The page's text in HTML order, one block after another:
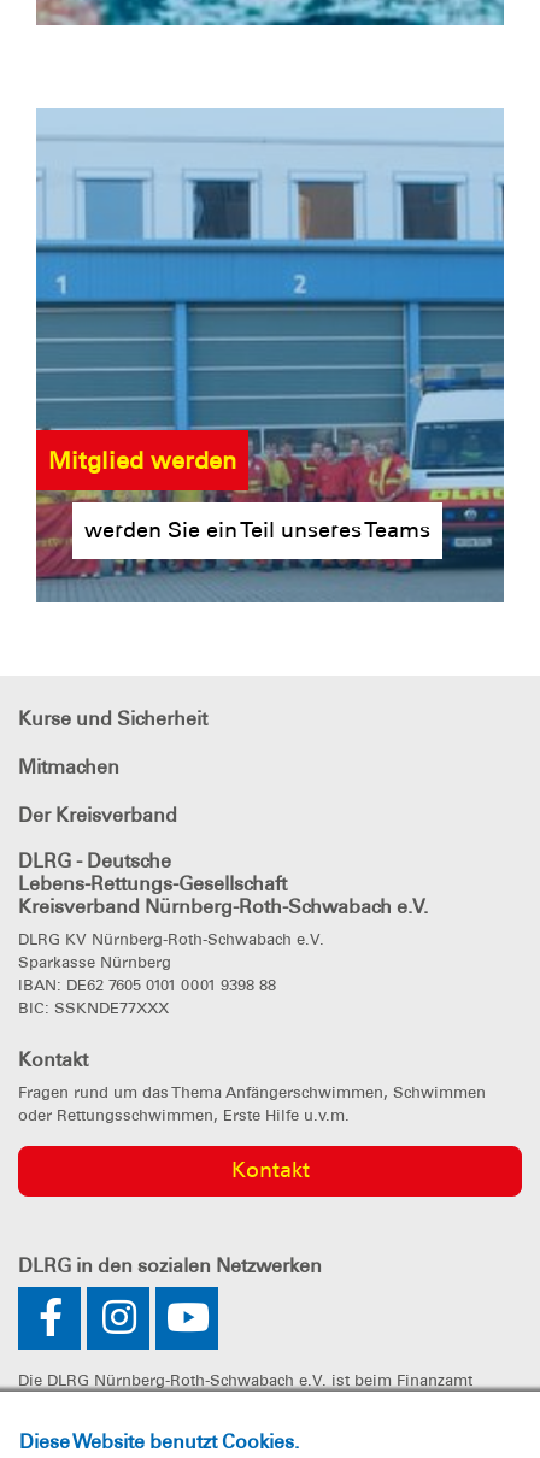
Mitglied werden
werden Sie ein Teil unseres Teams
Diese Website benutzt Cookies.
Kurse und Sicherheit
Mitmachen
Der Kreisverband
DLRG - Deutsche
Lebens-Rettungs-Gesellschaft
Kreisverband Nürnberg-Roth-Schwabach e.V.
DLRG KV Nürnberg-Roth-Schwabach e.V.
Sparkasse Nürnberg
IBAN: DE62 7605 0101 0001 9398 88
BIC: SSKNDE77XXX
Kontakt
Fragen rund um das Thema Anfängerschwimmen, Schwimmen
oder Rettungsschwimmen, Erste Hilfe u.v.m.
Kontakt
DLRG in den sozialen Netzwerken
Die DLRG Nürnberg-Roth-Schwabach e.V. ist beim Finanzamt
gemacht werden.